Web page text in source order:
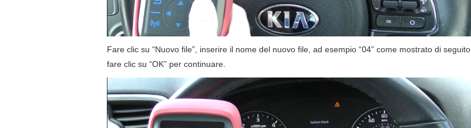
Fare clic su “Nuovo file”, inserire il nome del nuovo file, ad esempio “04” come mostrato di seguito,
fare clic su “OK” per continuare.